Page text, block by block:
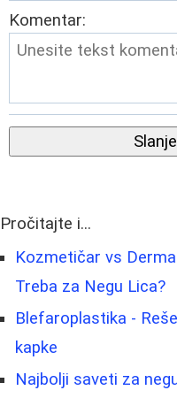
Komentar:
Pročitajte i...
Kozmetičar vs
Treba za Negu Lica?
Blefaroplastika -
kapke
Najbolji saveti za